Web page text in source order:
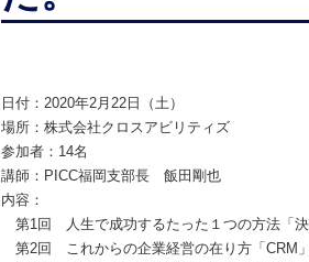
日付：2020年2月22日（土）
場所：株式会社クロスアビリティズ
参加者：14名
講師：PICC福岡支部長 飯田剛也
内容：
第1回 人生で成功するたった１つの方法「決
第2回 これからの企業経営の在り方「CRM